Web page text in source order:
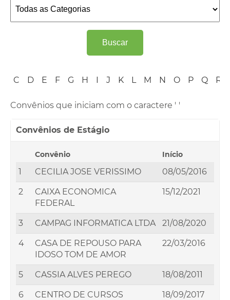
Buscar
C D E F G H I J K L M N O P Q R
Convênios que iniciam com o caractere ' '
Convênios de Estágio
Convênio Início
1 CECILIA JOSE VERISSIMO 08/05/2016
2
CAIXA ECONOMICA
FEDERAL
15/12/2021
3 CAMPAG INFORMATICA LTDA 21/08/2020
4
CASA DE REPOUSO PARA
IDOSO TOM DE AMOR
22/03/2016
5 CASSIA ALVES PEREGO 18/08/2011
6
CENTRO DE CURSOS
18/09/2017